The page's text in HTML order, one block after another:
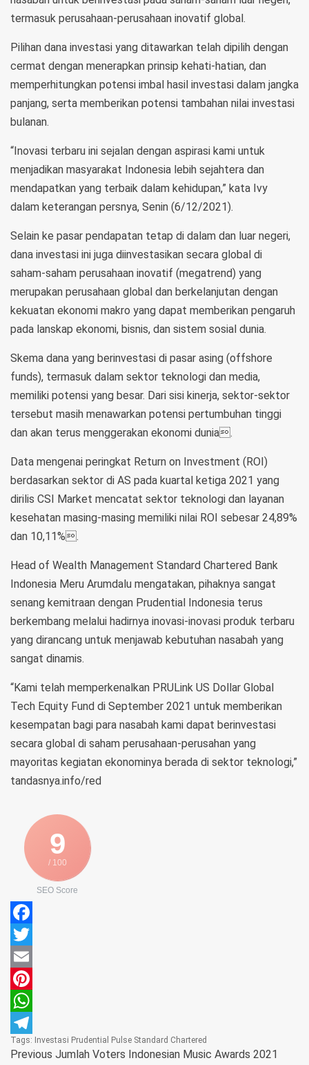
termasuk perusahaan-perusahaan inovatif global.
Pilihan dana investasi yang ditawarkan telah dipilih dengan
cermat dengan menerapkan prinsip kehati-hatian, dan
memperhitungkan potensi imbal hasil investasi dalam jangka
panjang, serta memberikan potensi tambahan nilai investasi
bulanan.
“Inovasi terbaru ini sejalan dengan aspirasi kami untuk
menjadikan masyarakat Indonesia lebih sejahtera dan
mendapatkan yang terbaik dalam kehidupan,” kata Ivy
dalam keterangan persnya, Senin (6/12/2021).
Selain ke pasar pendapatan tetap di dalam dan luar negeri,
dana investasi ini juga diinvestasikan secara global di
saham-saham perusahaan inovatif (megatrend) yang
merupakan perusahaan global dan berkelanjutan dengan
kekuatan ekonomi makro yang dapat memberikan pengaruh
pada lanskap ekonomi, bisnis, dan sistem sosial dunia.
Skema dana yang berinvestasi di pasar asing (offshore
funds), termasuk dalam sektor teknologi dan media,
memiliki potensi yang besar. Dari sisi kinerja, sektor-sektor
tersebut masih menawarkan potensi pertumbuhan tinggi
dan akan terus menggerakan ekonomi dunia.
Data mengenai peringkat Return on Investment (ROI)
berdasarkan sektor di AS pada kuartal ketiga 2021 yang
dirilis CSI Market mencatat sektor teknologi dan layanan
kesehatan masing-masing memiliki nilai ROI sebesar 24,89%
dan 10,11%.
Head of Wealth Management Standard Chartered Bank
Indonesia Meru Arumdalu mengatakan, pihaknya sangat
senang kemitraan dengan Prudential Indonesia terus
berkembang melalui hadirnya inovasi-inovasi produk terbaru
yang dirancang untuk menjawab kebutuhan nasabah yang
sangat dinamis.
“Kami telah memperkenalkan PRULink US Dollar Global
Tech Equity Fund di September 2021 untuk memberikan
kesempatan bagi para nasabah kami dapat berinvestasi
secara global di saham perusahaan-perusahan yang
mayoritas kegiatan ekonominya berada di sektor teknologi,”
tandasnya.info/red
9
/ 100
SEO Score
Facebook
Twitter
Email
Pinterest
WhatsApp
Telegram
Tags: Investasi Prudential Pulse Standard Chartered
Previous Jumlah Voters Indonesian Music Awards 2021